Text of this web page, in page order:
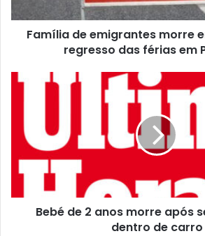
Família de emigrantes morre
regresso das férias em
Bebé de 2 anos morre após
dentro de carro